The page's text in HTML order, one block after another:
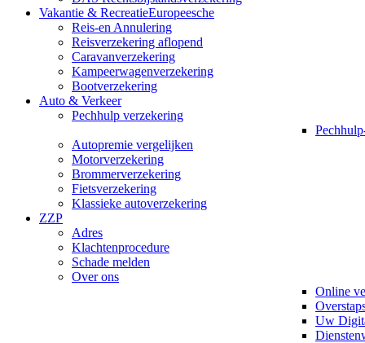
Vakantie & RecreatieEuropeesche
Reis-en Annulering
Reisverzekering aflopend
Caravanverzekering
Kampeerwagenverzekering
Bootverzekering
Auto & Verkeer
Pechhulp verzekering
Autopremie vergelijken
Motorverzekering
Brommerverzekering
Fietsverzekering
Klassieke autoverzekering
ZZP
Adres
Klachtenprocedure
Schade melden
Over ons
Online
Uw